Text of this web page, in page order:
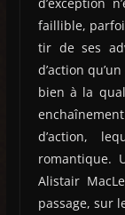
faillible,
tir de ses
d’action
bien à la
d’action,
romantique.
Alistair
passage, sur